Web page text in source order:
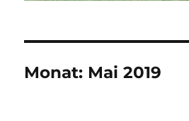
Monat: Mai 2019